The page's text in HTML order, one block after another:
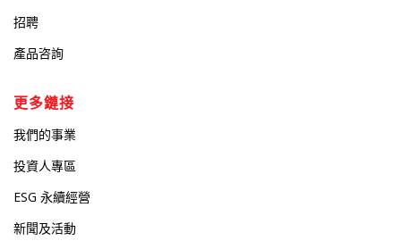
招聘
產品咨詢
更多鏈接
我們的事業
投資人專區
ESG 永續經營
新聞及活動